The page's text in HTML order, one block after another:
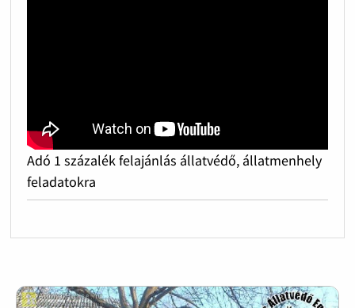
Adó 1 százalék felajánlás állatvédő, állatmenhely
feladatokra